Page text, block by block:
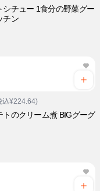
シチュー 1食分の野菜グー
チン
込¥224.64)
トのクリーム煮 BIGグーグ